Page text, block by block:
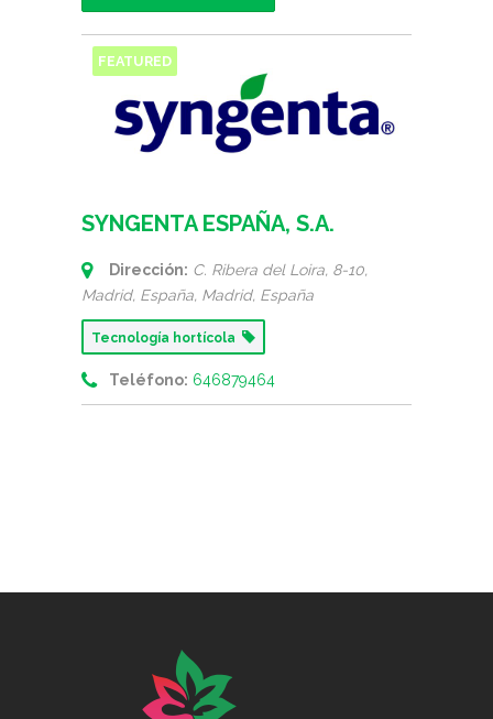
FEATURED
SYNGENTA ESPAÑA, S.A.
Dirección: C. Ribera del Loira, 8-10,
Madrid, España, Madrid, España
Tecnología hortícola
Teléfono: 646879464